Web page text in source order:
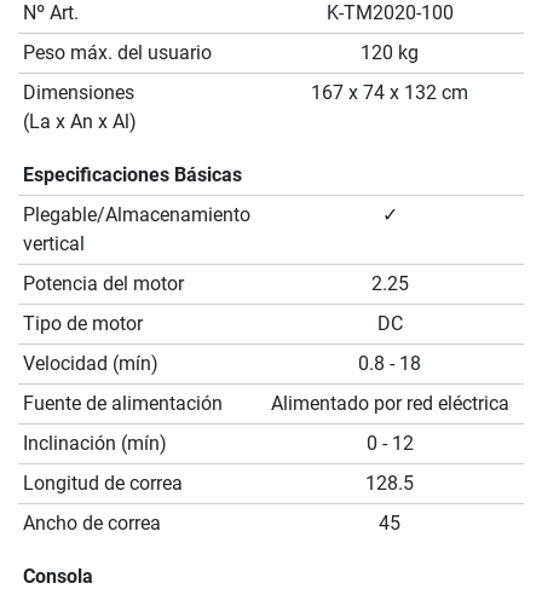
Nº Art.
K-TM2020-100
Peso máx. del usuario
120 kg
Dimensiones
(La x An x Al)
167 x 74 x 132 cm
Especificaciones Básicas
Plegable/Almacenamiento
vertical
✓
Potencia del motor
2.25
Tipo de motor
DC
Velocidad (mín)
0.8 - 18
Fuente de alimentación
Alimentado por red eléctrica
Inclinación (mín)
0 - 12
Longitud de correa
128.5
Ancho de correa
45
Consola